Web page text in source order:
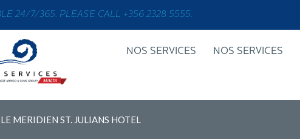
24/7/365. PLEASE CALL +356 2328 5555.
NOS SERVICES NOS SERVICES
LE MERIDIEN ST. JULIANS HOTEL